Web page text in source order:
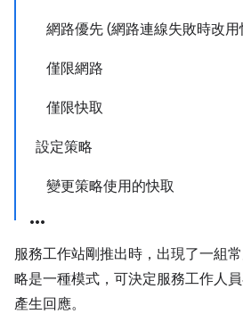
網路優先 (網路連線失敗時改用
僅限網路
僅限快取
設定策略
變更策略使用的快取
服務工作站剛推出時，出現了一組
略是一種模式，可決定服務工作人
產生回應。